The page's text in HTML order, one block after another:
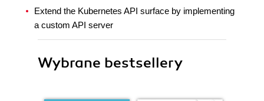
Extend the Kubernetes API surface by implementing
a custom API server
Wybrane bestsellery